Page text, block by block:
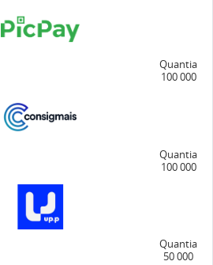
Quantia
100 000
Quantia
100 000
Quantia
50 000